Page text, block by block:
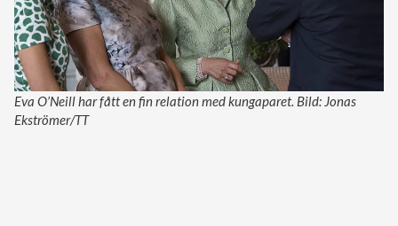
Eva O’Neill har fått en fin relation med kungaparet. Bild: Jonas
Ekströmer/TT